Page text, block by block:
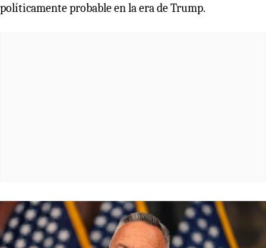
políticamente probable en la era de Trump.